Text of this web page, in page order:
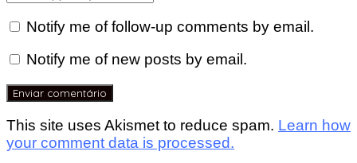
Notify me of follow-up comments by email.
Notify me of new posts by email.
This site uses Akismet to reduce spam. Learn how
your comment data is processed.